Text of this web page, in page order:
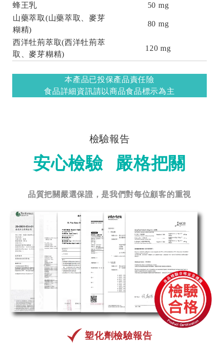
蜂王乳
50 mg
山藥萃取(山藥萃取、麥芽
糊精)
80 mg
西洋牡荊萃取(西洋牡荊萃
取、麥芽糊精)
120 mg
本產品已投保產品責任險
食品詳細資訊請以商品食品標示為主
檢驗報告
安心檢驗 嚴格把關
品質把關嚴選保證，是我們對每位顧客的重視
塑化劑檢驗報告